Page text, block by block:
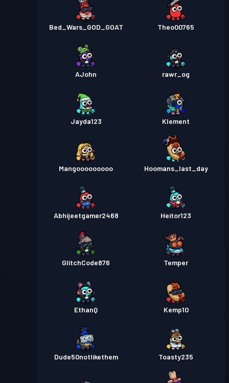
Bed_Wars_GOD_GOAT Theo00765
AJohn rawr_og
Jayda123 Klement
Mangooooooooo Hoomans_last_day
Abhijeetgamer2468 Heitor123
GlitchCode876 Temper
EthanQ Kemp10
Dude50notlikethem Toasty235